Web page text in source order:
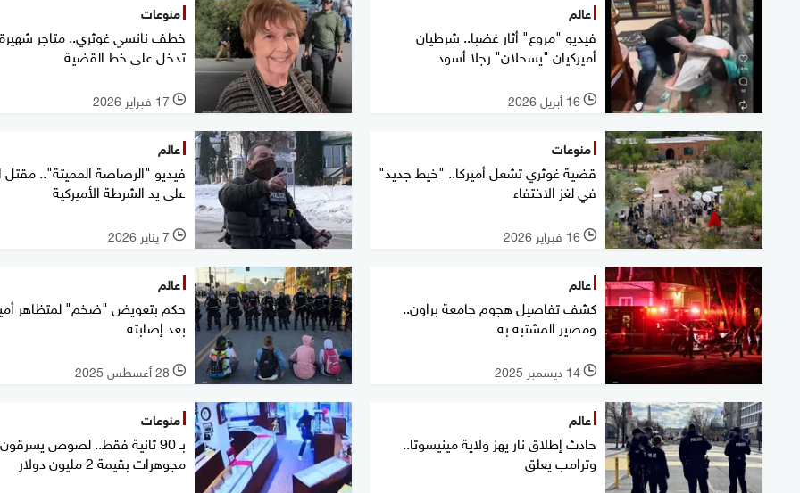
عالم
فيديو "مروع" أثار غضبا.. شرطيان
أميركيان "يسحلان" رجلا أسود
l 16 أبريل 2026
منوعات
خطف نانسي غوثري.. متاجر شهيرة
تدخل على خط القضية
l 17 فبراير 2026
منوعات
قضية غوثري تشعل أميركا.. "خيط جديد"
في لغز الاختفاء
l 16 فبراير 2026
عالم
فيديو "الرصاصة المميتة".. مقتل
على يد الشرطة الأميركية
l 7 يناير 2026
عالم
كشف تفاصيل هجوم جامعة براون..
ومصير المشتبه به
l 14 ديسمبر 2025
عالم
حكم بتعويض "ضخم" لمتظاهر
بعد إصابته
l 28 أغسطس 2025
عالم
حادث إطلاق نار يهز ولاية مينيسوتا..
وترامب يعلق
منوعات
بـ 90 ثانية فقط.. لصوص يسرقون
مجوهرات بقيمة 2 مليون دولار